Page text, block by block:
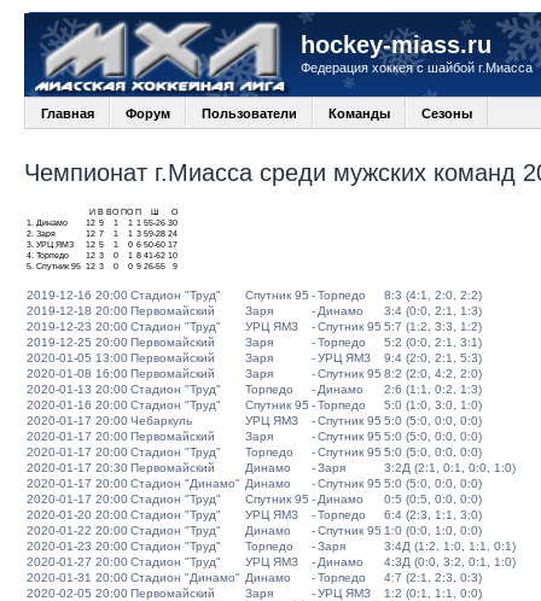
hockey-miass.ru
Федерация хоккея с шайбой г.Миасса
Главная Форум Пользователи Команды Сезоны
Чемпионат г.Миасса среди мужских команд
И В ВО ПО П
О
1.
Динамо 12 9 1 1 1 55-26 30
2. Заря 12 7 1 1 3 59-28 24
3. УРЦ ЯМЗ 12 5 1 0 6 50-60 17
4. Торпедо 12 3 0 1 8 41-62 10
5. Спутник 95 12 3 0 0 9 26-55 9
2019-12-16 20:00Стадион "Труд" Спутник 95 -Торпедо
8:3 (4:1, 2:0, 2:2)
2019-12-18 20:00Первомайский Заря - Динамо
3:4 (0:0, 2:1, 1:3)
2019-12-23 20:00Стадион "Труд" УРЦ ЯМЗ -Спутник 95 5:7 (1:2, 3:3, 1:2)
2019-12-25 20:00Первомайский Заря -Торпедо
5:2 (0:0, 2:1, 3:1)
2020-01-05 13:00Первомайский Заря -УРЦ ЯМЗ
9:4 (2:0, 2:1, 5:3)
2020-01-08 16:00Первомайский Заря -Спутник 95 8:2 (2:0, 4:2, 2:0)
2020-01-13 20:00Стадион "Труд" Торпедо - Динамо
2:6 (1:1, 0:2, 1:3)
2020-01-16 20:00Стадион "Труд" Спутник 95 -Торпедо
5:0 (1:0, 3:0, 1:0)
2020-01-17 20:00Чебаркуль УРЦ ЯМЗ -Спутник 95 5:0 (5:0, 0:0, 0:0)
2020-01-17 20:00Первомайский Заря -Спутник 95 5:0 (5:0, 0:0, 0:0)
2020-01-17 20:00Стадион "Труд" Торпедо -Спутник 95 5:0 (5:0, 0:0, 0:0)
2020-01-17 20:30Первомайский Динамо -Заря
3:2Д (2:1, 0:1, 0:0, 1:0)
2020-01-17 20:00Стадион "Динамо" Динамо -Спутник 95 5:0 (5:0, 0:0, 0:0)
2020-01-17 20:00Стадион "Труд" Спутник 95 - Динамо
0:5 (0:5, 0:0, 0:0)
2020-01-20 20:00Стадион "Труд" УРЦ ЯМЗ -Торпедо
6:4 (2:3, 1:1, 3:0)
2020-01-22 20:00Стадион "Труд" Динамо -Спутник 95 1:0 (0:0, 1:0, 0:0)
2020-01-23 20:00Стадион "Труд" Торпедо -Заря
3:4Д (1:2, 1:0, 1:1, 0:1)
2020-01-27 20:00Стадион "Труд" УРЦ ЯМЗ - Динамо
4:3Д (0:0, 3:2, 0:1, 1:0)
2020-01-31 20:00Стадион "Динамо" Динамо -Торпедо
4:7 (2:1, 2:3, 0:3)
2020-02-05 20:00Первомайский Заря -УРЦ ЯМЗ
1:2 (0:1, 1:1, 0:0)